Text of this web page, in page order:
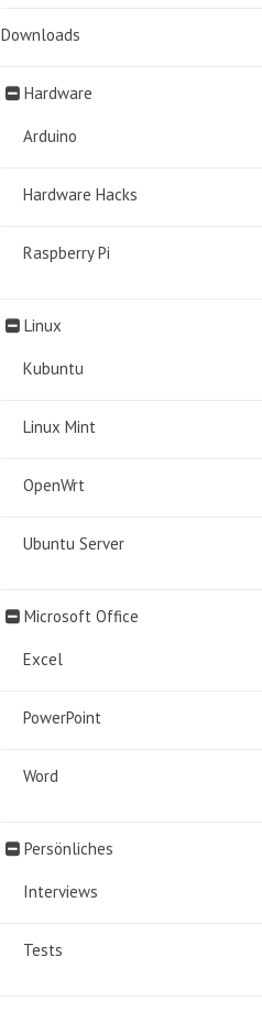
Downloads
Hardware
Arduino
Hardware Hacks
Raspberry Pi
Linux
Kubuntu
Linux Mint
OpenWrt
Ubuntu Server
Microsoft Office
Excel
PowerPoint
Word
Persönliches
Interviews
Tests